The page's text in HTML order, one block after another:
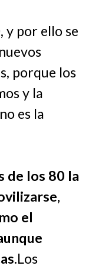
y por ello se
porque los
y la
es la
de los 80 la
el
Los